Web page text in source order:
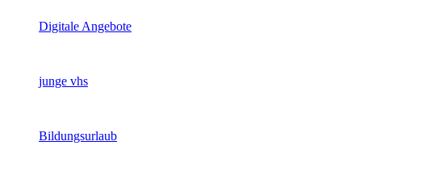
Digitale Angebote
junge vhs
Bildungsurlaub